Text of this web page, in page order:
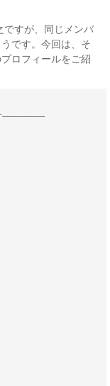
ですが、同じメンバ
です。今回は、そ
ロフィールをご紹